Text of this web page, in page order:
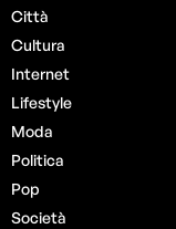
Città
Cultura
Internet
Lifestyle
Moda
Politica
Pop
Società